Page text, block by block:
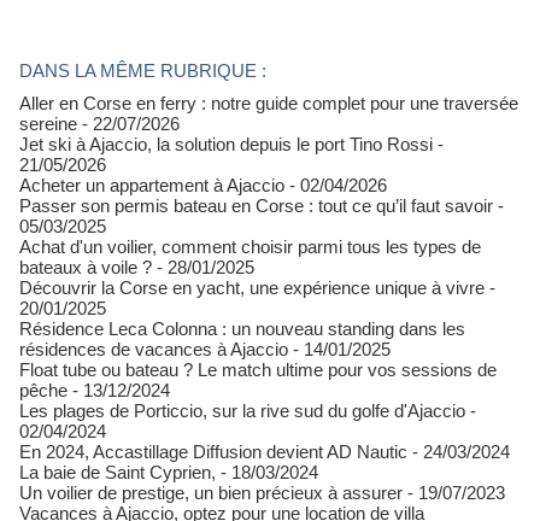
DANS LA MÊME RUBRIQUE :
Aller en Corse en ferry : notre guide complet pour une traversée
sereine - 22/07/2026
Jet ski à Ajaccio, la solution depuis le port Tino Rossi -
21/05/2026
Acheter un appartement à Ajaccio - 02/04/2026
Passer son permis bateau en Corse : tout ce qu’il faut savoir -
05/03/2025
Achat d'un voilier, comment choisir parmi tous les types de
bateaux à voile ? - 28/01/2025
Découvrir la Corse en yacht, une expérience unique à vivre -
20/01/2025
Résidence Leca Colonna : un nouveau standing dans les
résidences de vacances à Ajaccio - 14/01/2025
Float tube ou bateau ? Le match ultime pour vos sessions de
pêche - 13/12/2024
Les plages de Porticcio, sur la rive sud du golfe d'Ajaccio -
02/04/2024
En 2024, Accastillage Diffusion devient AD Nautic - 24/03/2024
La baie de Saint Cyprien, - 18/03/2024
Un voilier de prestige, un bien précieux à assurer - 19/07/2023
Vacances à Ajaccio, optez pour une location de villa